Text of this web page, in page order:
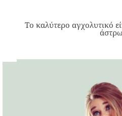
Το καλύτερο αγχολυτικό